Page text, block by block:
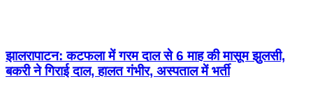
झालरापाटन: कटफला में गरम दाल से 6 माह की मासूम झुलसी,
बकरी ने गिराई दाल, हालत गंभीर, अस्पताल में भर्ती